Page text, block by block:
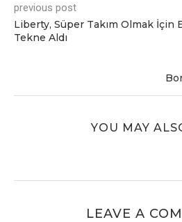
previous post
Liberty, Süper Takım Olmak İçin
Tekne Aldı
YOU MAY
LEAVE A